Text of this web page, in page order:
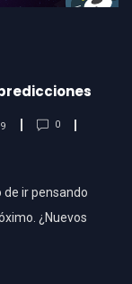
0
ir pensando
¿Nuevos